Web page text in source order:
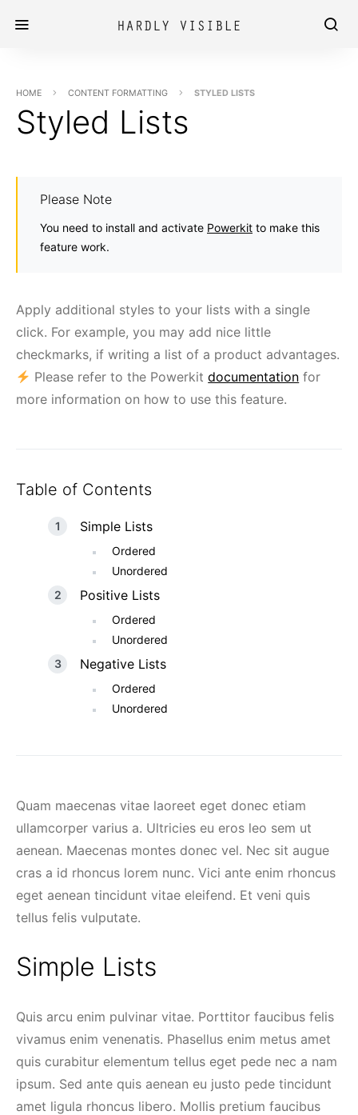
HOME CONTENT FORMATTING STYLED LISTS
Styled Lists
Please Note
You need to install and activate Powerkit to make this
feature work.
Apply additional styles to your lists with a single
click. For example, you may add nice little
checkmarks, if writing a list of a product advantages.
Please refer to the Powerkitdocumentation for
more information on how to use this feature.
Table of Contents
Simple Lists
Ordered
Unordered
Positive Lists
Ordered
Unordered
Negative Lists
Ordered
Unordered
Quam maecenas vitae laoreet eget donec etiam
ullamcorper varius a. Ultricies eu eros leo sem ut
aenean. Maecenas montes donec vel. Nec sit augue
cras a id rhoncus lorem nunc. Vici ante enim rhoncus
eget aenean tincidunt vitae eleifend. Et veni quis
tellus felis vulputate.
Simple Lists
Quis arcu enim pulvinar vitae. Porttitor faucibus felis
vivamus enim venenatis. Phasellus enim metus amet
quis curabitur elementum tellus eget pede nec a nam
ipsum. Sed ante quis aenean eu justo pede tincidunt
amet ligula rhoncus libero. Mollis pretium faucibus